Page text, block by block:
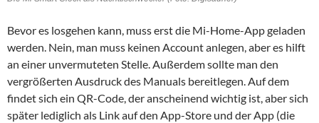
Bevor es losgehen kann, muss erst die Mi-Home-App geladen
werden. Nein, man muss keinen Account anlegen, aber es hilft
an einer unvermuteten Stelle. Außerdem sollte man den
vergrößerten Ausdruck des Manuals bereitlegen. Auf dem
findet sich ein QR-Code, der anscheinend wichtig ist, aber sich
später lediglich als Link auf den App-Store und der App (die